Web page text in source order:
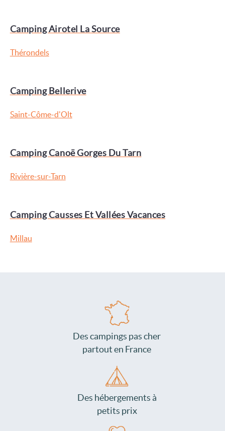
Camping Airotel La Source
Thérondels
Camping Bellerive
Saint-Côme-d'Olt
Camping Canoë Gorges Du Tarn
Rivière-sur-Tarn
Camping Causses Et Vallées Vacances
Millau
Des campings pas cher
partout en France
Des hébergements à
petits prix